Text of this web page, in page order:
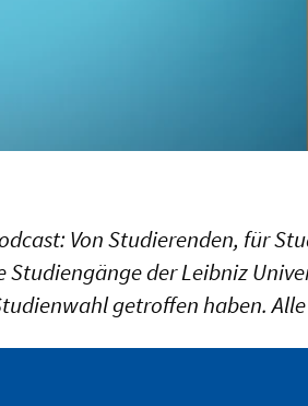
Von Studierenden, für
der Leibniz
getroffen haben.